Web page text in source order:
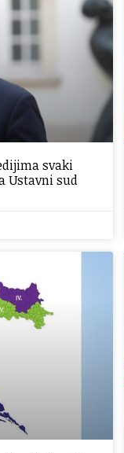
svaki
Ustavni sud